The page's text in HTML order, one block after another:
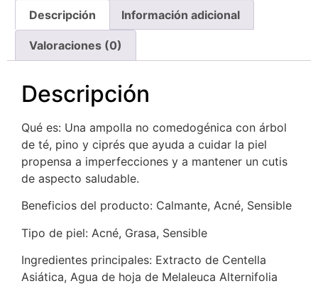
Descripción Información adicional
Valoraciones (0)
Descripción
Qué es: Una ampolla no comedogénica con árbol
de té, pino y ciprés que ayuda a cuidar la piel
propensa a imperfecciones y a mantener un cutis
de aspecto saludable.
Beneficios del producto: Calmante, Acné, Sensible
Tipo de piel: Acné, Grasa, Sensible
Ingredientes principales: Extracto de Centella
Asiática, Agua de hoja de Melaleuca Alternifolia